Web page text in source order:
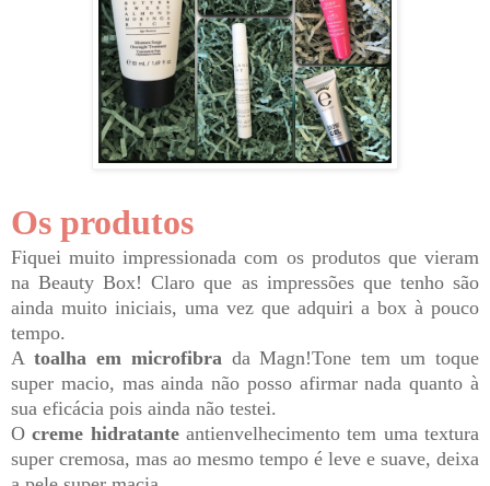
Os produtos
Fiquei muito impressionada com os produtos que vieram
na Beauty Box! Claro que as impressões que tenho são
ainda muito iniciais, uma vez que adquiri a box à pouco
tempo.
A toalha em microfibra da Magn!Tone tem um toque
super macio, mas ainda não posso afirmar nada quanto à
sua eficácia pois ainda não testei.
Ocreme hidratanteantienvelhecimento tem uma textura
super cremosa, mas ao mesmo tempo é leve e suave, deixa